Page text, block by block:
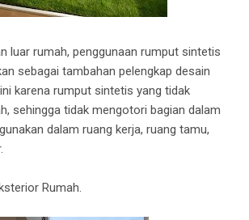
luar rumah, penggunaan rumput sintetis
sebagai tambahan pelengkap desain
karena rumput sintetis yang tidak
sehingga tidak mengotori bagian dalam
dalam ruang kerja, ruang tamu,
Rumah.